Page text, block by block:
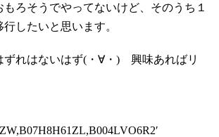
ろそうでやってないけど、そのうち１
したいと思います。
ずれはないはず(・∀・) 興味あればリ